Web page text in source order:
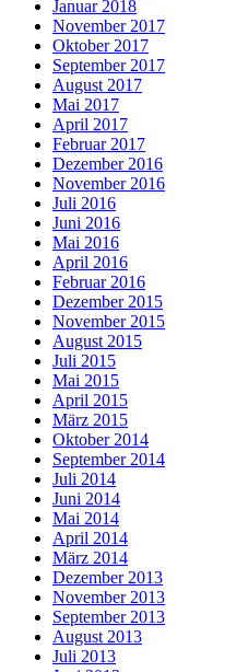
Januar 2018
November 2017
Oktober 2017
September 2017
August 2017
Mai 2017
April 2017
Februar 2017
Dezember 2016
November 2016
Juli 2016
Juni 2016
Mai 2016
April 2016
Februar 2016
Dezember 2015
November 2015
August 2015
Juli 2015
Mai 2015
April 2015
März 2015
Oktober 2014
September 2014
Juli 2014
Juni 2014
Mai 2014
April 2014
März 2014
Dezember 2013
November 2013
September 2013
August 2013
Juli 2013